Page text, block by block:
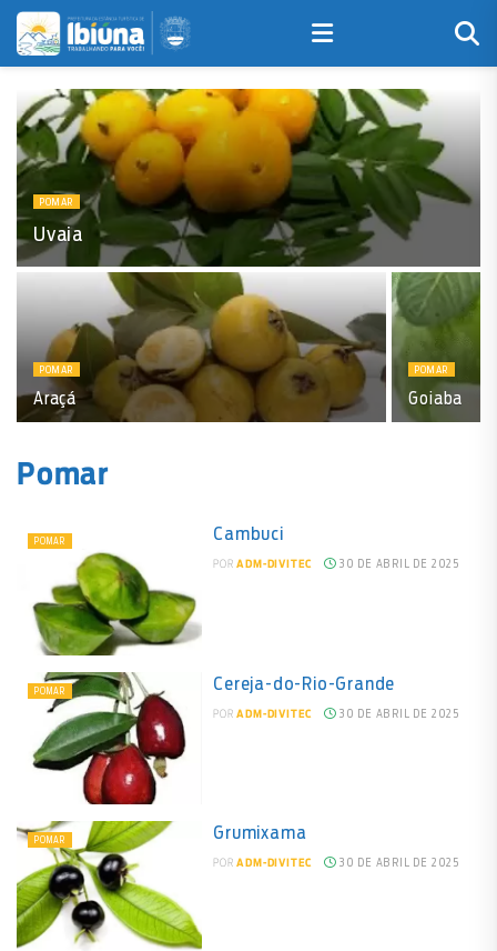
POMAR
Uvaia
POMAR
Araçá
POMAR
Goiaba
Pomar
POMAR Cambuci
POR ADM-DIVITEC 30 DE ABRIL DE 2025
POMAR Cereja-do-Rio-Grande
POR ADM-DIVITEC 30 DE ABRIL DE 2025
POMAR Grumixama
POR ADM-DIVITEC 30 DE ABRIL DE 2025